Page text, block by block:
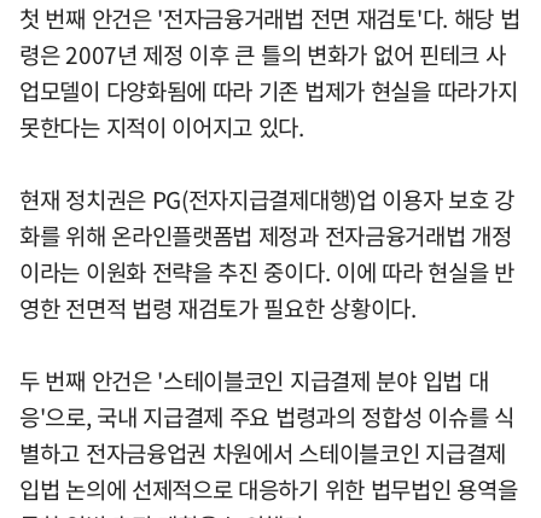
첫 번째 안건은 '전자금융거래법 전면 재검토'다. 해당 법
령은 2007년 제정 이후 큰 틀의 변화가 없어 핀테크 사
업모델이 다양화됨에 따라 기존 법제가 현실을 따라가지
못한다는 지적이 이어지고 있다.
현재 정치권은 PG(전자지급결제대행)업 이용자 보호 강
화를 위해 온라인플랫폼법 제정과 전자금융거래법 개정
이라는 이원화 전략을 추진 중이다. 이에 따라 현실을 반
영한 전면적 법령 재검토가 필요한 상황이다.
두 번째 안건은 '스테이블코인 지급결제 분야 입법 대
응'으로, 국내 지급결제 주요 법령과의 정합성 이슈를 식
별하고 전자금융업권 차원에서 스테이블코인 지급결제
입법 논의에 선제적으로 대응하기 위한 법무법인 용역을